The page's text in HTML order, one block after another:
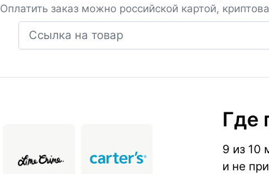
Оплатить заказ можно российской картой,
Где
9 из 10
и не